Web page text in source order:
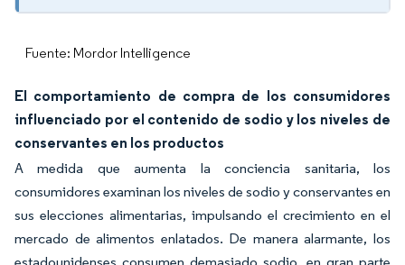
Fuente: Mordor Intelligence
El comportamiento de compra de los consumidores
influenciado por el contenido de sodio y los niveles de
conservantes en los productos
A medida que aumenta la conciencia sanitaria, los
consumidores examinan los niveles de sodio y conservantes en
sus elecciones alimentarias, impulsando el crecimiento en el
mercado de alimentos enlatados. De manera alarmante, los